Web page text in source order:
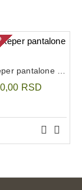
za sve prilike. Predator keper pantalone crne
RSD